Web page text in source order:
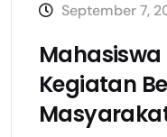
September 7,
Mahasiswa
Kegiatan